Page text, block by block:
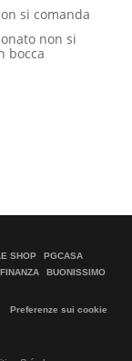
si comanda
non si
bocca
SHOP
PGCASA
BUONISSIMO
Preferenze sui cookie